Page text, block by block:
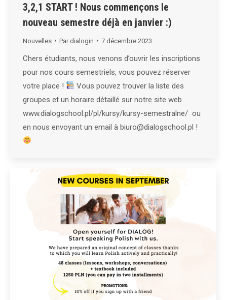
3,2,1 START ! Nous commençons le
nouveau semestre déjà en janvier :)
Nouvelles Par dialogin 7 décembre 2023
Chers étudiants, nous venons d’ouvrir les inscriptions
pour nos cours semestriels, vous pouvez réserver
votre place !
Vous pouvez trouver la liste des
groupes et un horaire détaillé sur notre site web
www.dialogschool.pl/pl/kursy/kursy-semestralne/ ou
en nous envoyant un email à biuro@dialogschool.pl !